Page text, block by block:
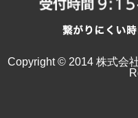
Copyright © 2014 株式会